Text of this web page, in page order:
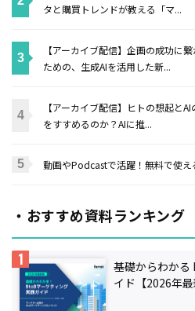
タと購買トレンドが教える「マ...
【アーカイブ配信】企画の成功に
ための、生成AIを活用した新...
【アーカイブ配信】ヒトの想起と
をすすめるのか？AIに推...
動画やPodcastで活躍！無料で使
・おすすめ資料ランキング
基礎からわか
イド【2026年最